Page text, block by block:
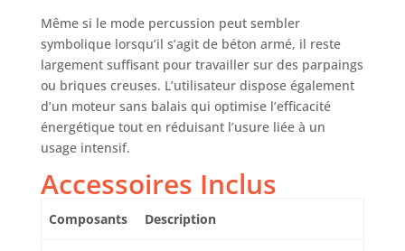
Même si le mode percussion peut sembler
symbolique lorsqu’il s’agit de béton armé, il reste
largement suffisant pour travailler sur des parpaings
ou briques creuses. L’utilisateur dispose également
d’un moteur sans balais qui optimise l’efficacité
énergétique tout en réduisant l’usure liée à un
usage intensif.
Accessoires Inclus
Composants Description